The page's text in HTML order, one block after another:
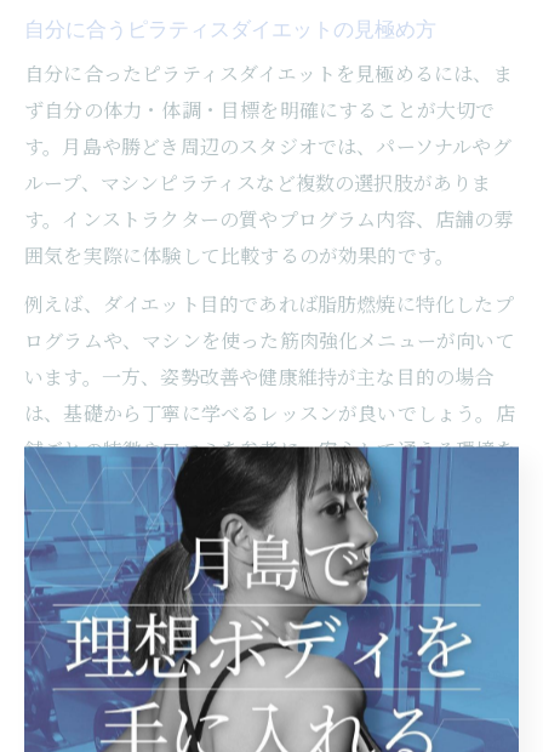
自分に合うピラティスダイエットの見極め方
自分に合ったピラティスダイエットを見極めるには、ま
ず自分の体力・体調・目標を明確にすることが大切で
す。月島や勝どき周辺のスタジオでは、パーソナルやグ
ループ、マシンピラティスなど複数の選択肢がありま
す。インストラクターの質やプログラム内容、店舗の雰
囲気を実際に体験して比較するのが効果的です。
例えば、ダイエット目的であれば脂肪燃焼に特化したプ
ログラムや、マシンを使った筋肉強化メニューが向いて
います。一方、姿勢改善や健康維持が主な目的の場合
は、基礎から丁寧に学べるレッスンが良いでしょう。店
舗ごとの特徴や口コミを参考に、安心して通える環境を
選ぶこともポイントです。
注意点として、料金体系や予約の取りやすさ、アクセス
なども長く続ける上で重要な要素です。自分に合わない
と感じた場合は、無理せず他のプログラムや店舗を試し
てみる柔軟さも大切です。
ピラティスダイエット効果を高めるスタジオ選びの秘